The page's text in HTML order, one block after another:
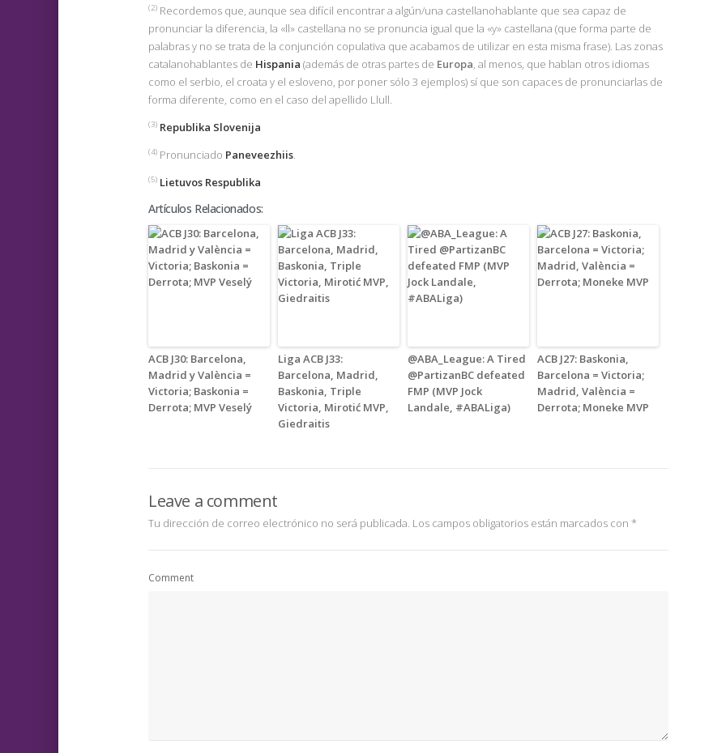
(2) Recordemos que, aunque sea difícil encontrar a algún/una castellanohablante que sea capaz de
pronunciar la diferencia, la «ll» castellana no se pronuncia igual que la «y» castellana (que forma parte de
palabras y no se trata de la conjunción copulativa que acabamos de utilizar en esta misma frase). Las zonas
catalanohablantes de Hispania (además de otras partes de Europa, al menos, que hablan otros idiomas
como el serbio, el croata y el esloveno, por poner sólo 3 ejemplos) sí que son capaces de pronunciarlas de
forma diferente, como en el caso del apellido Llull.
(3) Republika Slovenija
(4) Pronunciado Paneveezhiis.
(5) Lietuvos Respublika
Artículos Relacionados:
ACB J30: Barcelona,
Madrid y València =
Victoria; Baskonia =
Derrota; MVP Veselý
Liga ACB J33:
Barcelona, Madrid,
Baskonia, Triple
Victoria, Mirotić MVP,
Giedraitis
@ABA_League: A Tired
@PartizanBC defeated
FMP (MVP Jock
Landale, #ABALiga)
ACB J27: Baskonia,
Barcelona = Victoria;
Madrid, València =
Derrota; Moneke MVP
Leave a comment
Tu dirección de correo electrónico no será publicada. Los campos obligatorios están marcados con *
Comment